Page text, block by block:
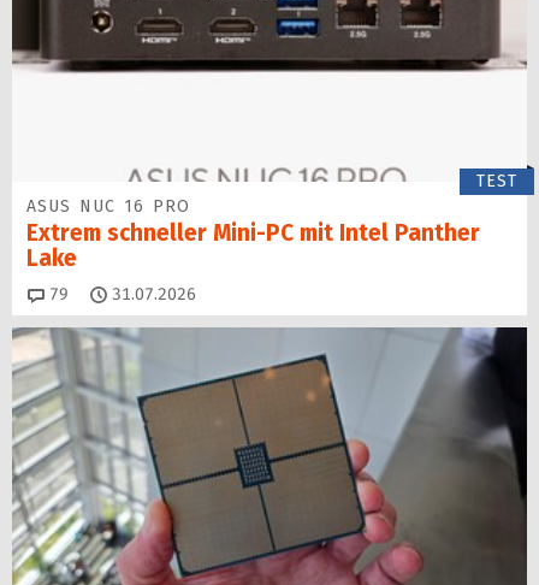
TEST
ASUS NUC 16 PRO
Extrem schneller Mini-PC mit Intel Panther
Lake
79 Kommentare
31.07.2026